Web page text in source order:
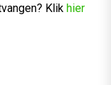
Klik hier